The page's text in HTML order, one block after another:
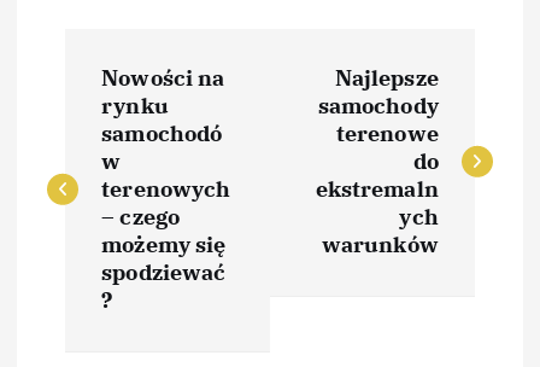
w
Nowości na
rynku
samochodó
w
terenowych
– czego
możemy się
spodziewać
?
Najlepsze
samochody
terenowe
do
ekstremaln
ych
warunków